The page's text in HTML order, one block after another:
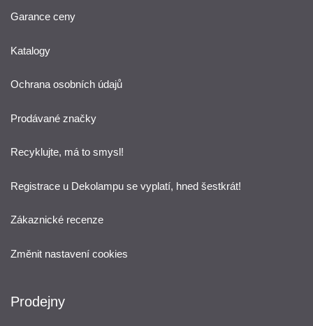
Garance ceny
Katalogy
Ochrana osobních údajů
Prodávané značky
Recyklujte, má to smysl!
Registrace u Dekolampu se vyplatí, hned šestkrát!
Zákaznické recenze
Změnit nastavení cookies
Prodejny